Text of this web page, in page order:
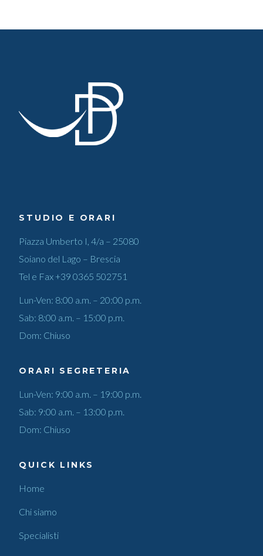
STUDIO E ORARI
Piazza Umberto I, 4/a – 25080
Soiano del Lago – Brescia
Tel e Fax+39 0365 502751
Lun-Ven: 8:00 a.m. – 20:00 p.m.
Sab: 8:00 a.m. – 15:00 p.m.
Dom: Chiuso
ORARI SEGRETERIA
Lun-Ven: 9:00 a.m. – 19:00 p.m.
Sab: 9:00 a.m. – 13:00 p.m.
Dom: Chiuso
QUICK LINKS
Home
Chi siamo
Specialisti